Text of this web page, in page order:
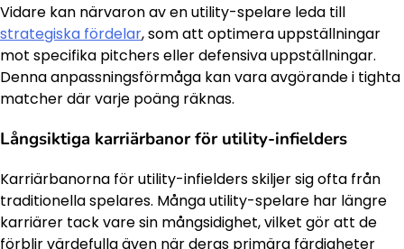
Vidare kan närvaron av en utility-spelare leda till
strategiska fördelar, som att optimera uppställningar
mot specifika pitchers eller defensiva uppställningar.
Denna anpassningsförmåga kan vara avgörande i tighta
matcher där varje poäng räknas.
Långsiktiga karriärbanor för utility-infielders
Karriärbanorna för utility-infielders skiljer sig ofta från
traditionella spelares. Många utility-spelare har längre
karriärer tack vare sin mångsidighet, vilket gör att de
förblir värdefulla även när deras primära färdigheter